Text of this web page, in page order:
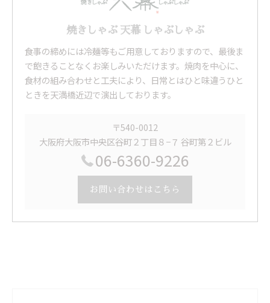
焼きしゃぶ 天幕 しゃぶしゃぶ
食事の締めには冷麺等もご用意しておりますので、最後ま
で飽きることなくお楽しみいただけます。焼肉を中心に、
食材の組み合わせと工夫により、日常とはひと味違うひと
ときを天満橋近辺で演出しております。
〒540-0012
大阪府大阪市中央区谷町２丁目８−７ 谷町第２ビル
06-6360-9226
お問い合わせはこちら